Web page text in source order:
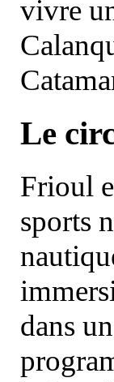
vivre
Le
Frioul
sports
dans